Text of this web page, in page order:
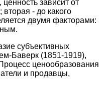
зависит от
- до какого
двумя факторами:
субъективных
Баверк (1851-1919),
ценообразования
и продавцы,